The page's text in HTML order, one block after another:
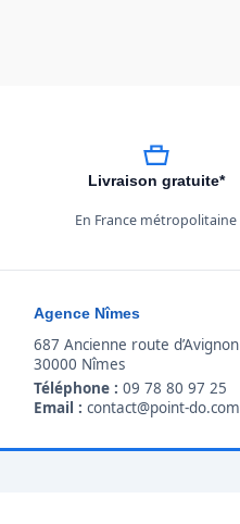
Livraison gratuite*
En France métropolitaine
Agence Nîmes
687 Ancienne route d’Avignon
30000 Nîmes
Téléphone : 09 78 80 97 25
Email : contact@point-do.com